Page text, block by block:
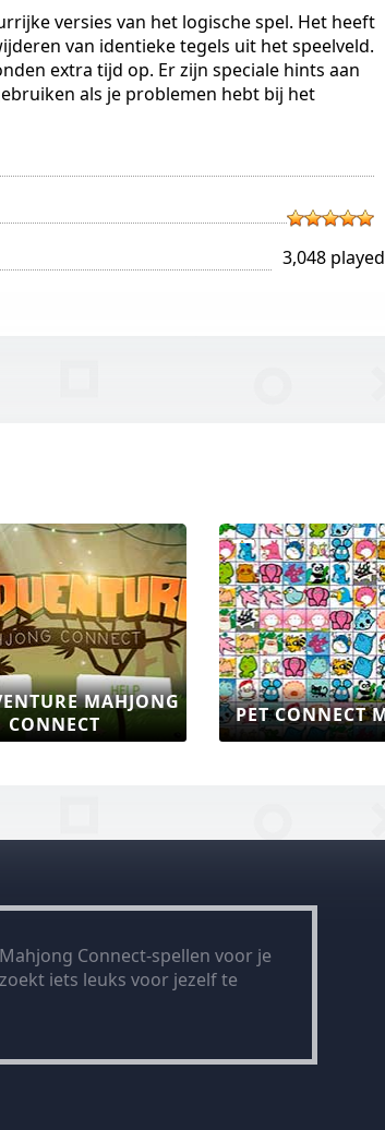
versies van het logische spel. Het heeft
van identieke tegels uit het speelveld.
extra tijd op. Er zijn speciale hints aan
als je problemen hebt bij het
3,048 played
5
MAHJONG CAT
CONNECTION
Connect-spellen voor je
iets leuks voor jezelf te